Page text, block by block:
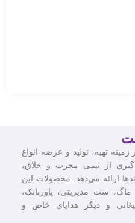
تهیه، تولید و عرضه انواع
از تیمی مجرب و خلاق،
ارائه می‌دهد. محصولات این
ست مدیریتی، پاوربانک،
و دیگر هدایای خاص و